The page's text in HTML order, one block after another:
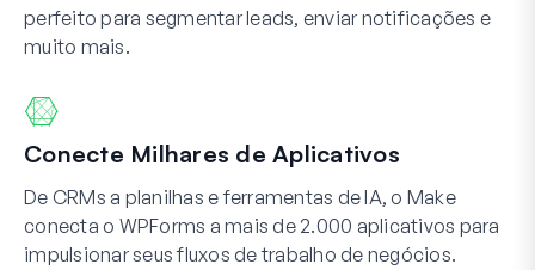
perfeito para segmentar leads, enviar notificações e
muito mais.
Conecte Milhares de Aplicativos
De CRMs a planilhas e ferramentas de IA, o Make
conecta o WPForms a mais de 2.000 aplicativos para
impulsionar seus fluxos de trabalho de negócios.